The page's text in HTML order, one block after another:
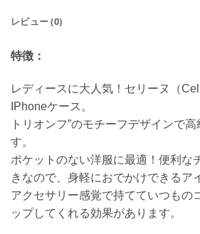
レビュー (0)
特徴：
レディースに大人気！セリーヌ（
IPhoneケース。
トリオンフ”のモチーフデザインで
す。
ポケットのない洋服に最適！便利な
きなので、身軽におでかけできるア
アクセサリー感覚で持てていつもの
ップしてくれる効果があります。